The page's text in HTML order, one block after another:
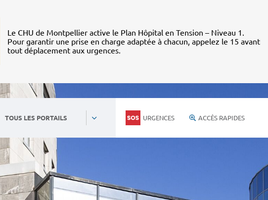
Le CHU de Montpellier active le Plan Hôpital en Tension – Niveau 1.
Pour garantir une prise en charge adaptée à chacun, appelez le 15 avant
tout déplacement aux urgences.
TOUS LES PORTAILS URGENCES ACCÈS RAPIDES